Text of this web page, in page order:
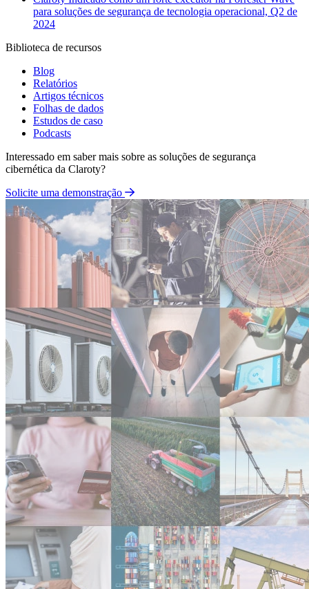
para soluções de segurança de tecnologia operacional, Q2 de
2024
Biblioteca de recursos
Blog
Relatórios
Artigos técnicos
Folhas de dados
Estudos de caso
Podcasts
Interessado em saber mais sobre as soluções de segurança
cibernética da Claroty?
Solicite uma demonstração